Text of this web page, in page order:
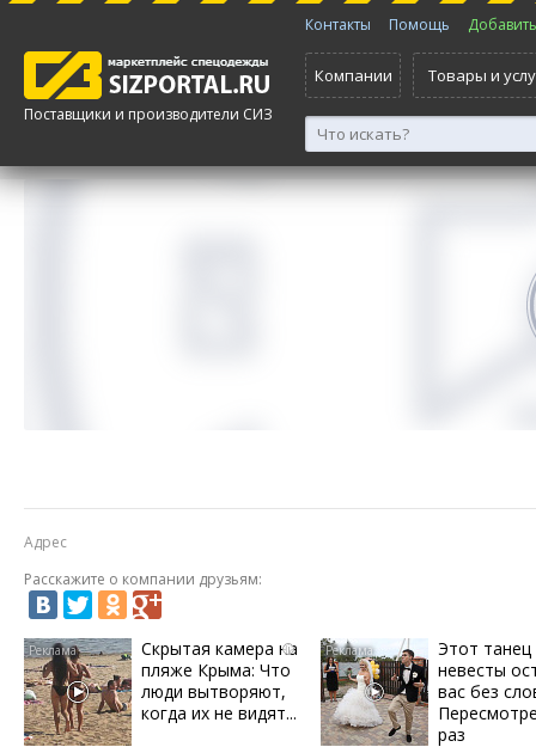
Поставщики и производители СИЗ
Контакты Помощь
Компании Товары и
Адрес
Расскажите о компании друзьям:
i
Скрытая камера на
пляже Крыма: Что
люди вытворяют,
когда их не видят...
Этот танец
невесты
вас без
раз